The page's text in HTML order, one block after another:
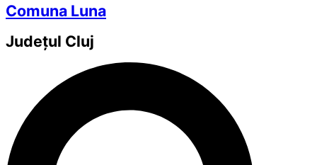
Comuna Luna
Județul Cluj